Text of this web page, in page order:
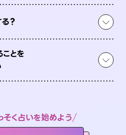
？
とを
そく占いを始めよう